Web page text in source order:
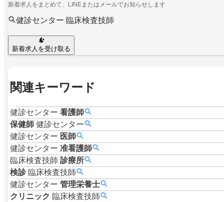
新着求人をまとめて、LINEまたはメールでお知らせします
健診センター 臨床検査技師
新着求人を受け取る
関連キーワード
健診センター 看護師
保健師 健診センター
健診センター 医師
健診センター 准看護師
臨床検査技師 診療所
検診 臨床検査技師
健診センター 管理栄養士
クリニック 臨床検査技師